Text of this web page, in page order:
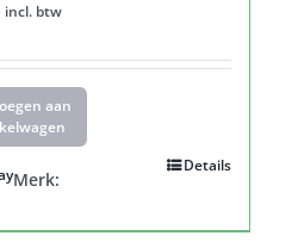
incl. btw
aan
Details
Merk: